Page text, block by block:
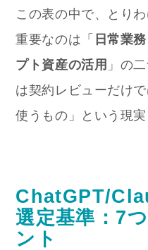
この表の中で、とり
重要なのは「 日常業
プト資産の活用 」の
は契約レビューだけ
使うもの」という現
ChatGPT/
選定基準：7
ント